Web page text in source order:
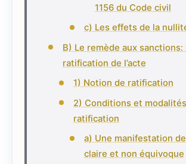
1156 du Code civil
c) Les effets de la
B) Le remède aux sanctions:
ratification de l’acte
1) Notion de ratification
2) Conditions et
ratification
a) Une manifestation
claire et non équivoque